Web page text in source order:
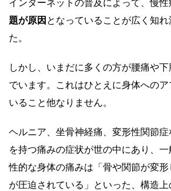
インターネットの普及によって、慢
題が原因 となっていることが広く知
た。
しかし、いまだに多くの方が腰痛や
でいます。これはひとえに身体への
いること他なりません。
ヘルニア、坐骨神経痛、変形性関節
を持つ痛みの症状が世の中にあり、
性的な身体の痛みは「骨や関節が変
が圧迫されている」といった、構造